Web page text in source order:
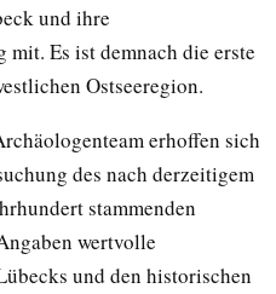
und ihre
Es ist demnach die erste
Ostseeregion.
erhoffen sich
des nach derzeitigem
stammenden
wertvolle
und den historischen